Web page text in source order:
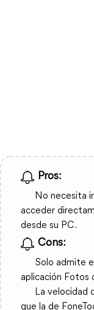
Pros:
No necesita
acceder
desde su PC.
Cons:
Solo admite
aplicación Fotos
La velocidad
que la de